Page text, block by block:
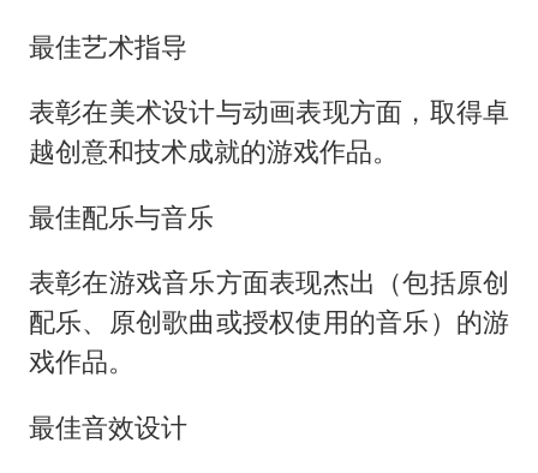
最佳艺术指导
表彰在美术设计与动画表现方面，取得卓
越创意和技术成就的游戏作品。
最佳配乐与音乐
表彰在游戏音乐方面表现杰出（包括原创
配乐、原创歌曲或授权使用的音乐）的游
戏作品。
最佳音效设计